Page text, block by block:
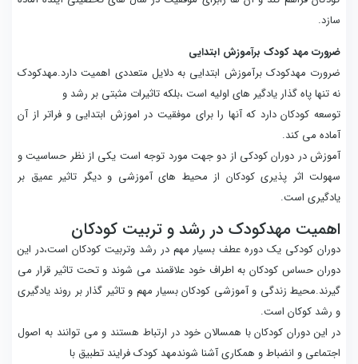
سازد.
ضرورت مهد کودک برآموزش ابتدایی
ضرورت مهدکودک برآموزش ابتدایی به دلایل متعددی اهمیت دارد.مهدکودک
نه تنها پاه گذار یادگیر های اولیه است ،بلکه تاثیرات مثبتی بر رشد و
توسعه کودکان دارد که آنها را برای موفقیت در اموزش ابتدایی و فراتر از آن
آماده می کند.
آموزش در دوران کودکی از دو جهت مورد توجه است یکی از نظر حساسیت و
سهولت اثر پذیری کودکان از محیط های آموزشی و دیگر تاثیر عمیق بر
یادگیری است.
اهمیت مهدکودک در رشد و تربیت کودکان
دوران کودکی یک دوره عطف بسیار مهم در رشد وتربیت کودکان است،در این
دوران حساس کودکان به اطراف خود علاقمند می شوند و تحت تاثیر قرار می
گیرند.محیط زندگی و آموزشی کودکان بسیار مهم و تاثیر گذار بر روند یادگیری
و رشد کوکان است.
در این دوران کودکان با همسالان خود در ارتباط هستند و می توانند به اصول
اجتماعی و انضباط و همکاری آشنا شوندمهد کودک فرایند تطبیق با